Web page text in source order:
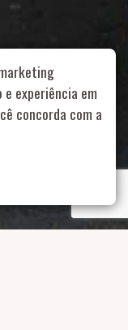
– SP | 55 11
experiência em
concorda com a